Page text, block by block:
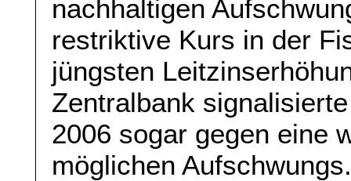
nachhaltigen
restriktive Kurs in der
jüngsten
Zentralbank
2006 sogar gegen eine
möglichen